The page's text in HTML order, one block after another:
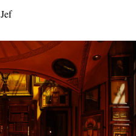
Jef